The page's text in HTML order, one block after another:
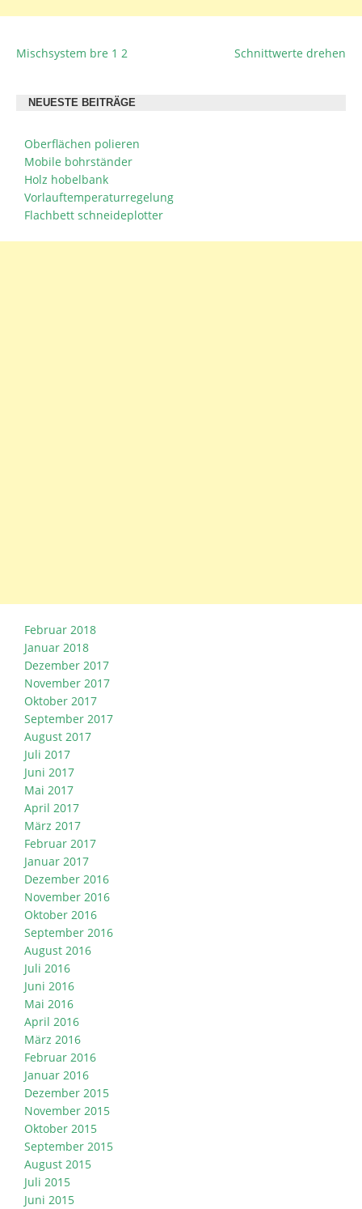
BEITRAGSNAVIGATION
Mischsystem bre 1 2 Schnittwerte drehen
NEUESTE BEITRÄGE
Oberflächen polieren
Mobile bohrständer
Holz hobelbank
Vorlauftemperaturregelung
Flachbett schneideplotter
Februar 2018
Januar 2018
Dezember 2017
November 2017
Oktober 2017
September 2017
August 2017
Juli 2017
Juni 2017
Mai 2017
April 2017
März 2017
Februar 2017
Januar 2017
Dezember 2016
November 2016
Oktober 2016
September 2016
August 2016
Juli 2016
Juni 2016
Mai 2016
April 2016
März 2016
Februar 2016
Januar 2016
Dezember 2015
November 2015
Oktober 2015
September 2015
August 2015
Juli 2015
Juni 2015